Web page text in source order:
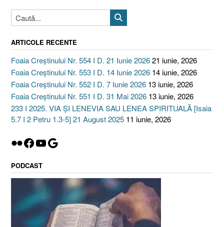
ARTICOLE RECENTE
Foaia Creștinului Nr. 554 I D. 21 Iunie 202621 iunie, 2026
Foaia Creștinului Nr. 553 I D. 14 Iunie 2026 14 iunie, 2026
Foaia Creștinului Nr. 552 I D. 7 Iunie 2026 13 iunie, 2026
Foaia Creștinului Nr. 551 I D. 31 Mai 2026 13 iunie, 2026
233 I 2025. VIA ȘI LENEVIA SAU LENEA SPIRITUALĂ [Isaia
5.7 I 2 Petru 1.3-5] 21 August 2025 11 iunie, 2026
Flickr
Facebook
YouTube
Google
PODCAST